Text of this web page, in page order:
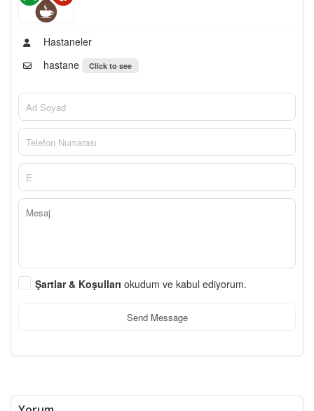
Hastaneler
hastane
Click to see
Şartlar & Koşulları okudum ve kabul ediyorum.
Send Message